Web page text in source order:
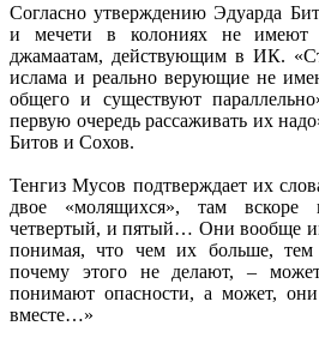
Согласно утверждению Эдуарда
и мечети в колониях не имеют
джамаатам, действующим в ИК.
ислама и реально верующие не
общего и существуют
первую очередь рассаживать их
Битов и Сохов.
Тенгиз Мусов подтверждает их
двое «молящихся», там
четвертый, и пятый… Они вообще
понимая, что чем их больше,
почему этого не делают, –
понимают опасности, а может,
вместе…»